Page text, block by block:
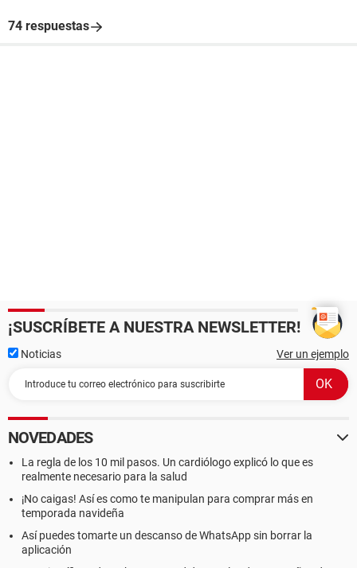
74 respuestas
¡SUSCRÍBETE A NUESTRA NEWSLETTER!
Noticias Ver un ejemplo
NOVEDADES
La regla de los 10 mil pasos. Un cardiólogo explicó lo que es
realmente necesario para la salud
¡No caigas! Así es como te manipulan para comprar más en
temporada navideña
Así puedes tomarte un descanso de WhatsApp sin borrar la
aplicación